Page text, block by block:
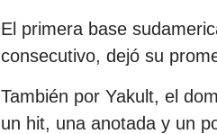
El primera base
consecutivo, dejó su
También por Yakult, el
un hit, una anotada y un